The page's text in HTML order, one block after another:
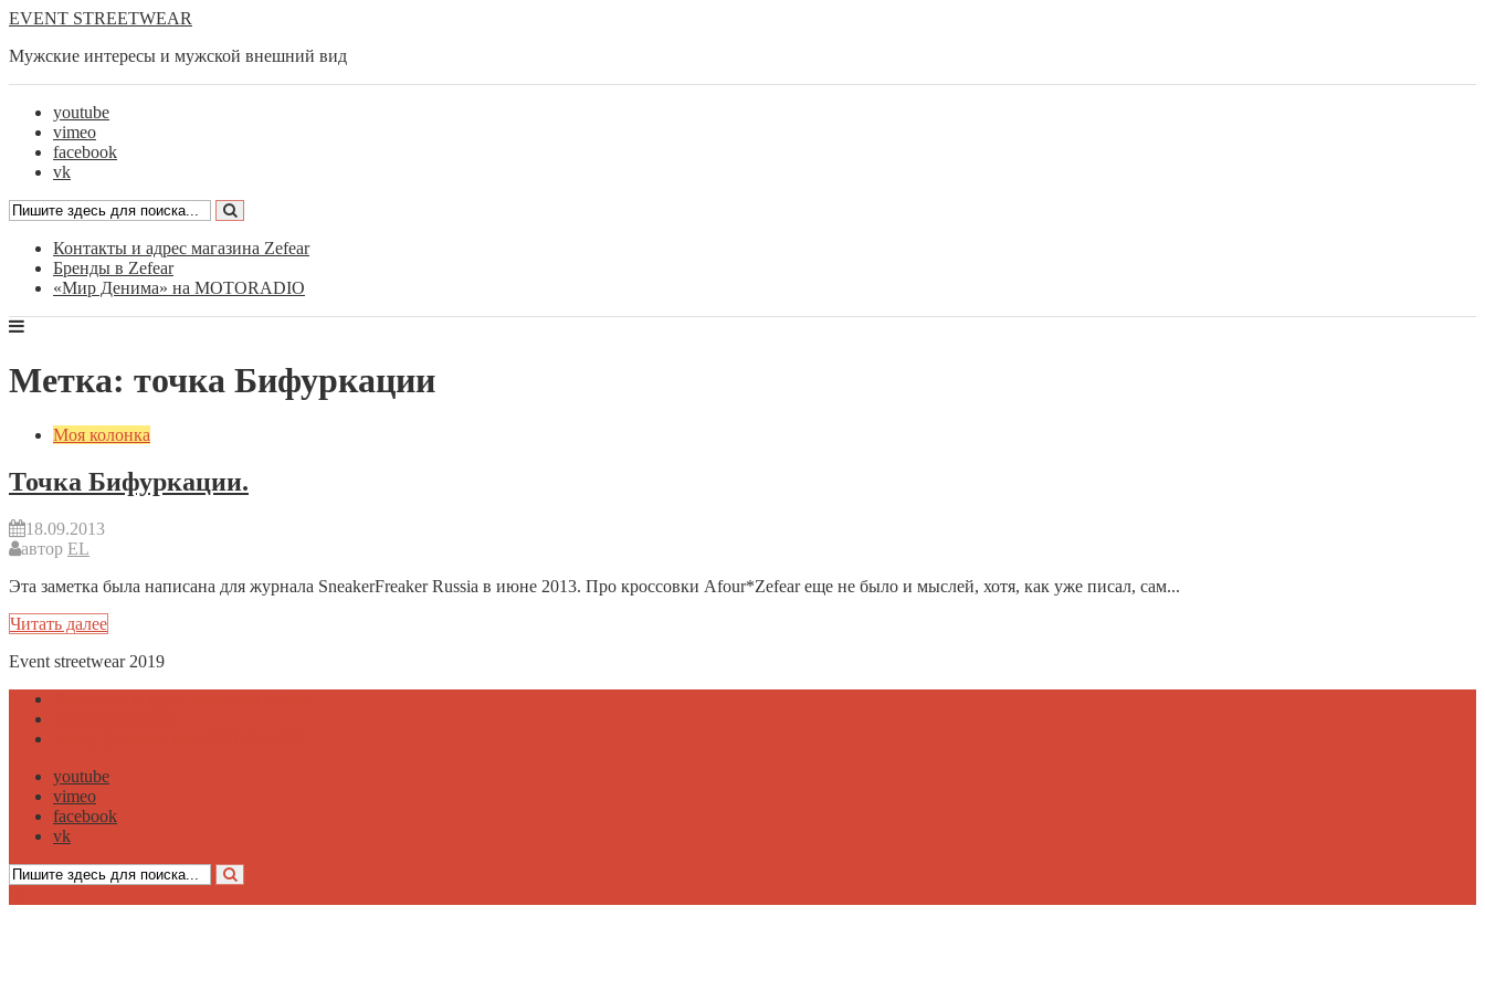
EVENT STREETWEAR
Мужские интересы и мужской внешний вид
youtube
vimeo
facebook
vk
Контакты и адрес магазина Zefear
Бренды в Zefear
«Мир Денима» на MOTORADIO
Метка: точка Бифуркации
Моя колонка
Точка Бифуркации.
18.09.2013
автор EL
Эта заметка была написана для журнала SneakerFreaker Russia в июне 2013. Про кроссовки Afour*Zefear еще не было и мыслей, хотя, как уже писал, сам...
Читать далее
Event streetwear 2019
youtube
vimeo
facebook
vk